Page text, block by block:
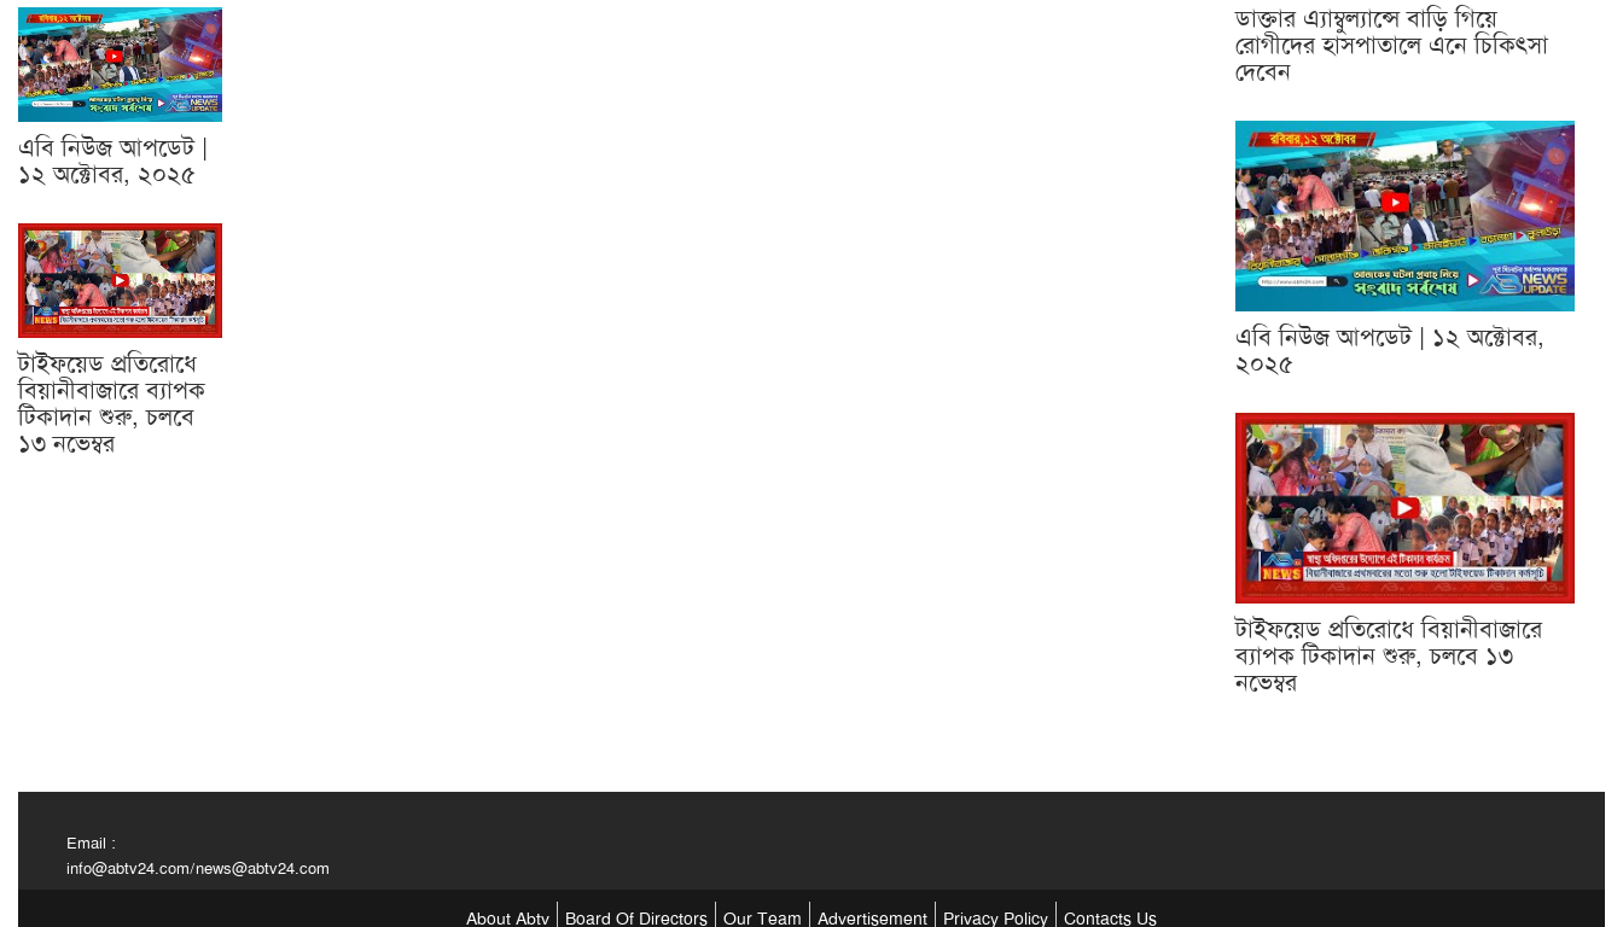
এবি নিউজ আপডেট |
১২ অক্টোবর, ২০২৫
টাইফয়েড প্রতিরোধে
বিয়ানীবাজারে ব্যাপক
টিকাদান শুরু, চলবে
১৩ নভেম্বর
ডাক্তার এ্যাম্বুল্যান্সে বাড়ি গিয়ে
রোগীদের হাসপাতালে এনে চিকিৎসা
দেবেন
এবি নিউজ আপডেট | ১২ অক্টোবর,
২০২৫
টাইফয়েড প্রতিরোধে বিয়ানীবাজারে
ব্যাপক টিকাদান শুরু, চলবে ১৩
নভেম্বর
Email :
info@abtv24.com/news@abtv24.com
About Abtv Board Of Directors Our Team Advertisement Privacy Policy Contacts Us